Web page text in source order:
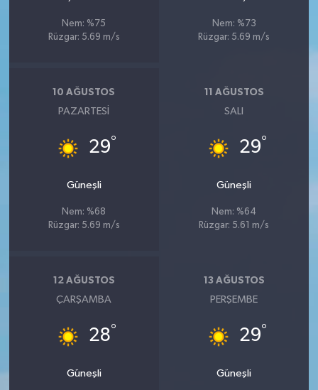
Nem: %75
Rüzgar: 5.69 m/s
Nem: %73
Rüzgar: 5.69 m/s
10 AĞUSTOS
PAZARTESI
29°
Güneşli
Nem: %68
Rüzgar: 5.69 m/s
11 AĞUSTOS
SALI
29°
Güneşli
Nem: %64
Rüzgar: 5.61 m/s
12 AĞUSTOS
ÇARŞAMBA
28°
Güneşli
13 AĞUSTOS
PERŞEMBE
29°
Güneşli